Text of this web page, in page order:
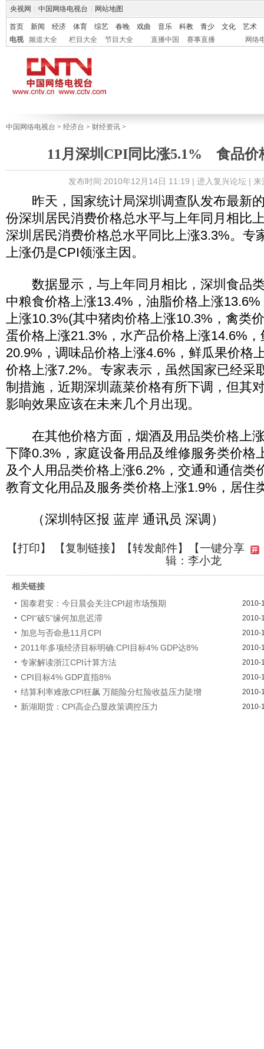
央视网 中国网络电视台 网站地图
首页 新闻 经济 体育 综艺 春晚 戏曲 音乐 科教 青少 文化
艺术
电视
频道大全 栏目大全 节目大全 直播中国 赛事直播 网络
中国网络电视台 > 经济台 > 财经资讯 >
11月深圳CPI同比涨5.1% 食品价
发布时间:2010年12月14日 11:19 | 进入复兴论坛| 来
昨天，国家统计局深圳调查队发布最新
份深圳居民消费价格总水平与上年同月相比
深圳居民消费价格总水平同比上涨3.3%。专
上涨仍是CPI领涨主因。
数据显示，与上年同月相比，深圳食品
中粮食价格上涨13.4%，油脂价格上涨
上涨10.3%(其中猪肉价格上涨10.3%，禽类
蛋价格上涨21.3%，水产品价格上涨14.6%
20.9%，调味品价格上涨4.6%，鲜瓜果价格
价格上涨7.2%。专家表示，虽然国家已经采
制措施，近期深圳蔬菜价格有所下调，但其
影响效果应该在未来几个月出现。
在其他价格方面，烟酒及用品类价格上
下降0.3%，家庭设备用品及维修服务类价格
及个人用品类价格上涨6.2%，交通和通信类
教育文化用品及服务类价格上涨1.9%，居住
（深圳特区报 蓝岸 通讯员 深调）
【打印】 【复制链接】【转发邮件】
【一键分享
辑：李小龙
相关链接
国泰君安：今日晨会关注CPI超市场预期
2010-
CPI“破5”缘何加息迟滞 2010-
加息与否命悬11月CPI 2010-
2011年多项经济目标明确:CPI目标4% GDP达8% 2010-
专家解读浙江CPI计算方法 2010-
CPI目标4% GDP直指8% 2010-
结算利率难敌CPI狂飙 万能险分红险收益压力陡增 2010-
新湖期货：CPI高企凸显政策调控压力 2010-